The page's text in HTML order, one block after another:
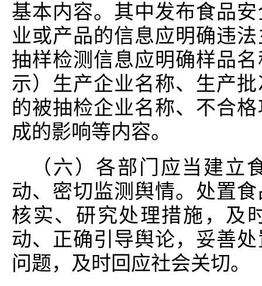
基本内容。其中发布食品
业或产品的信息应明确违
抽样检测信息应明确样品
示）生产企业名称、生产
的被抽检企业名称、不合
成的影响等内容。
（六）各部门应当建立
动、密切监测舆情。处置
核实、研究处理措施，及
动、正确引导舆论，妥善
问题，及时回应社会关切。